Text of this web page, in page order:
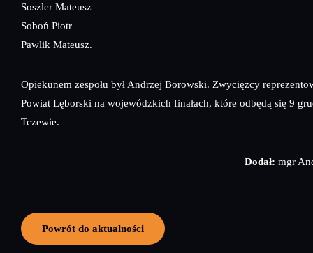
Soszler Mateusz
Soboń Piotr
Pawlik Mateusz.
Opiekunem zespołu był Andrzej Borowski. Zwycięzcy
Powiat Lęborski na wojewódzkich finałach, które odbędą się 9
Tczewie.
Dodał: mgr
Powrót do aktualności